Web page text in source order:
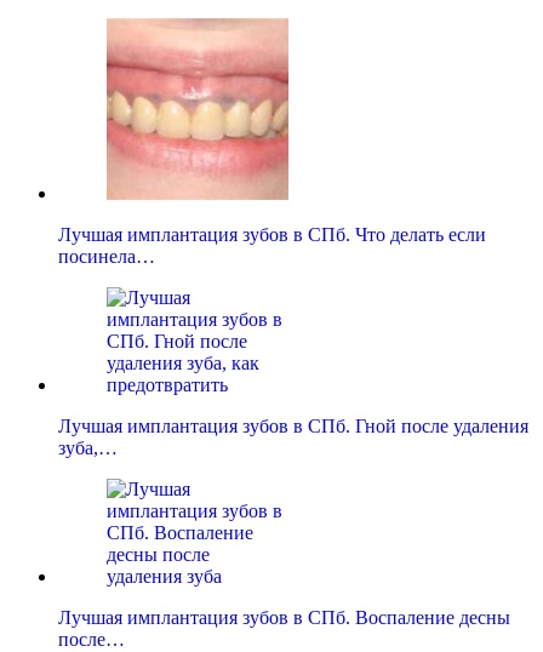
Лучшая имплантация зубов в СПб. Что делать если
посинела…
Лучшая имплантация зубов в СПб. Гной после удаления
зуба,…
Лучшая имплантация зубов в СПб. Воспаление десны
после…